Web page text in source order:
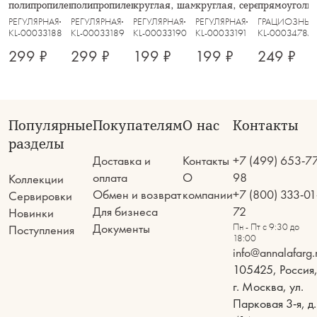
полипропилен, круглая, песочно-
коричневая, Matera
РЕГУЛЯРНАЯ
KL-00033188
299 ₽
полипропилен, круглая, молочно-
бежевая, Matera
РЕГУЛЯРНАЯ
KL-00033189
299 ₽
круглая, шампань, Positano
РЕГУЛЯРНАЯ
KL-00033190
199 ₽
круглая, серебристая,
РЕГУЛЯРНАЯ
KL-00033191
199 ₽
KL-00034785
249 ₽
Популярные
разделы
Коллекции
Сервировки
Новинки
Поступления
Покупателям
Доставка и
оплата
Обмен и возврат
Для бизнеса
Документы
О нас
Контакты
О
компании
Контакты
+7 (499) 653-
98
+7 (800) 333-
72
Пн - Пт с 9:30 до
18:00
105425, Россия,
г. Москва, ул.
Парковая 3-я, д.